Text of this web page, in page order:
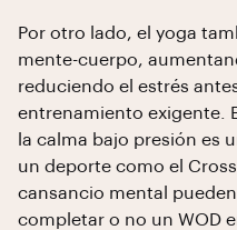
Por otro lado, el yoga
mente-cuerpo,
reduciendo el estrés
entrenamiento exigente.
la calma bajo presión es
un deporte como el
cansancio mental
completar o no un WOD